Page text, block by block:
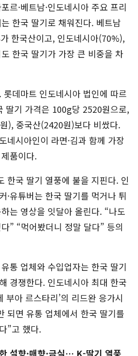
르·베트남·인도네시아 주요 프리
한국 딸기로 채워진다. 베트남
한국산이고, 인도네시아(70%),
한국 딸기가 가장 큰 비중을 차
데마트 인도네시아 법인에 따르
딸기 가격은 100g당 2520원으로,
), 중국산(2420원)보다 비쌌다.
네시아인이 라면·김과 함께 가장
품이다.
한국 딸기 열풍에 불을 지핀다. 인
·유튜버는 한국 딸기를 먹거나 튀
는 영상을 잇달아 올린다. “나도
” “먹어봤더니 정말 달다” 등의
통 업체와 수입업자는 한국 딸기
경쟁한다. 인도네시아 최대 한국
부아 르스타리’의 리드완 응가시
되면 유통 업체에서 한국 딸기를
”고 했다.
설향·매향·금실… K-딸기 열풍